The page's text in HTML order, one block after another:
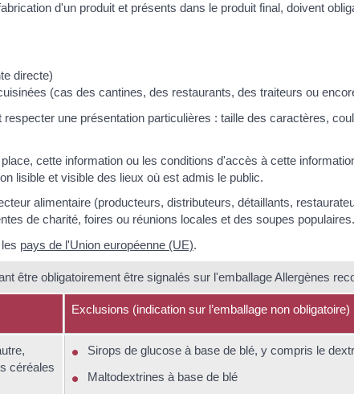
d'un produit et présents dans le produit final, doivent
directe)
(cas des cantines, des restaurants, des traiteurs ou
une présentation particulières : taille des caractères,
cette information ou les conditions d'accès à cette
lisible et visible des lieux où est admis le public.
alimentaire (producteurs, distributeurs, détaillants,
de charité, foires ou réunions locales et des soupes populaires.
pays de l'Union européenne (UE).
être obligatoirement être signalés sur l'emballage Allergènes
Exclusions (indication sur l’emballage non obligatoire)
céréales
Sirops de glucose à base de blé, y compris le
Maltodextrines à base de blé